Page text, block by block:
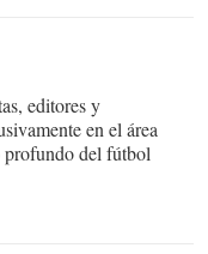
editores y
en el área
del fútbol